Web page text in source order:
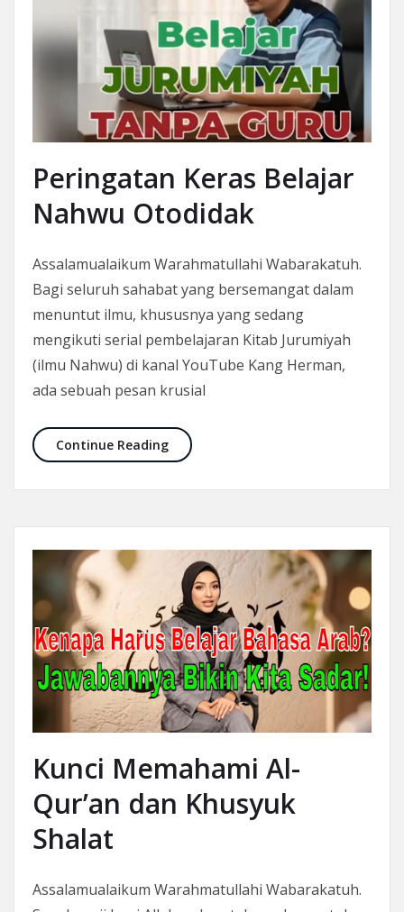
Peringatan Keras Belajar
Nahwu Otodidak
Assalamualaikum Warahmatullahi Wabarakatuh.
Bagi seluruh sahabat yang bersemangat dalam
menuntut ilmu, khususnya yang sedang
mengikuti serial pembelajaran Kitab Jurumiyah
(ilmu Nahwu) di kanal YouTube Kang Herman,
ada sebuah pesan krusial
Continue ReadingPeringatan Keras Belajar Nahwu
Kunci Memahami Al-
Qur’an dan Khusyuk
Shalat
Assalamualaikum Warahmatullahi Wabarakatuh.